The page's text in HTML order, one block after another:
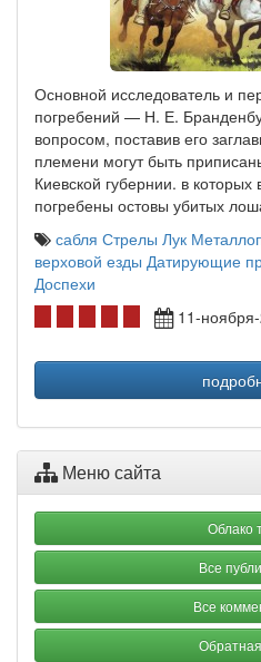
Основной исследователь и
погребений — Н. Е.
вопросом, поставив его
племени могут быть
Киевской губернии. в
погребены остовы убитых
сабля Стрелы Лук
верховой езды Датирующие
Доспехи
11-
Меню сайта
Облако
Все
Все